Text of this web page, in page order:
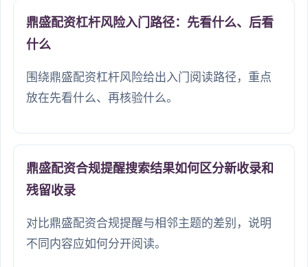
鼎盛配资杠杆风险入门路径：先看什么、后看
什么
围绕鼎盛配资杠杆风险给出入门阅读路径，重点
放在先看什么、再核验什么。
鼎盛配资合规提醒搜索结果如何区分新收录和
残留收录
对比鼎盛配资合规提醒与相邻主题的差别，说明
不同内容应如何分开阅读。